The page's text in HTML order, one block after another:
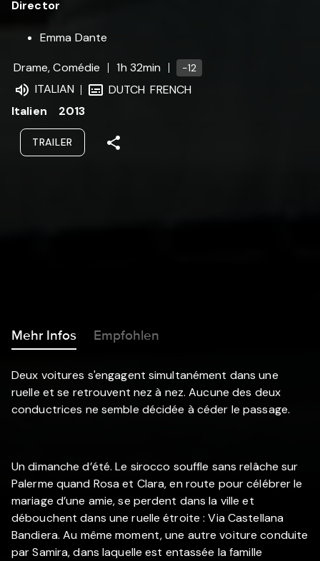
Director
Emma Dante
Drame, Comédie
1h 32min -12
ITALIAN DUTCH FRENCH
Italien
2013
TRAILER
Mehr Infos Empfohlen
Deux voitures s'engagent simultanément dans une
ruelle et se retrouvent nez à nez. Aucune des deux
conductrices ne semble décidée à céder le passage.
Un dimanche d’été. Le sirocco souffle sans relâche sur
Palerme quand Rosa et Clara, en route pour célébrer le
mariage d’une amie, se perdent dans la ville et
débouchent dans une ruelle étroite : Via Castellana
Bandiera. Au même moment, une autre voiture conduite
par Samira, dans laquelle est entassée la famille